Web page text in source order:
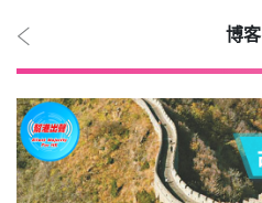
2026
年 8
博客